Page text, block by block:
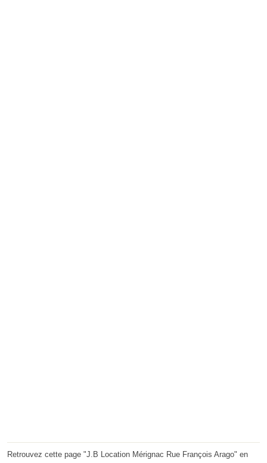
Retrouvez cette page "J.B Location Mérignac Rue François Arago" en